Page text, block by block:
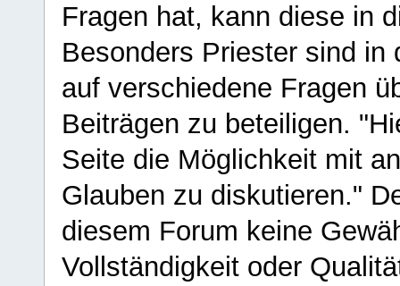
Fragen hat, kann diese in
Besonders Priester sind in
auf verschiedene Fragen
Beiträgen zu beteiligen.
Seite die Möglichkeit mit
Glauben zu diskutieren."
diesem Forum keine
Vollständigkeit oder